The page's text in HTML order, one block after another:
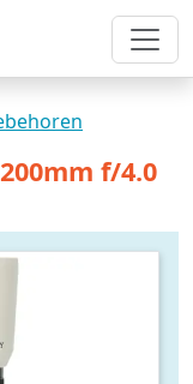
f/4.0